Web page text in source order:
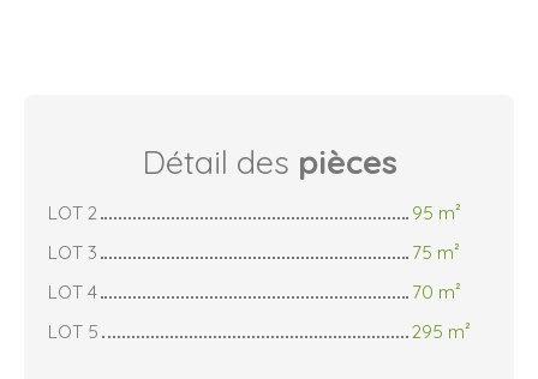
Détail des pièces
LOT 2
95 m²
LOT 3
75 m²
LOT 4
70 m²
LOT 5
295 m²